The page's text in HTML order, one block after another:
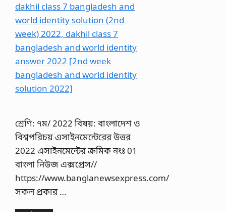
শ্রেণি: ৭ম/ 2022 বিষয়: বাংলাদেশ ও
বিশ্বপরিচয় এসাইনমেন্টেরের উত্তর
2022 এসাইনমেন্টের ক্রমিক নংঃ 01
বাংলা নিউজ এক্সপ্রেস//
https://www.banglanewsexpress.com/
সকল প্রকার …